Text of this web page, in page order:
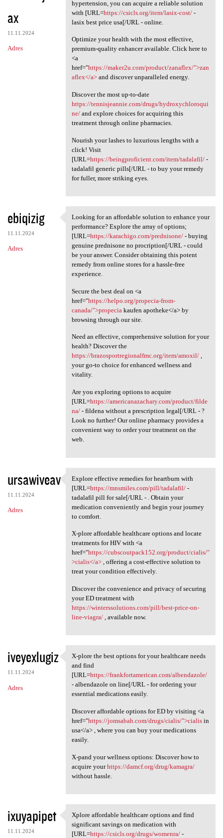
ax
11.11.2024
Adres
hypertension, you can acquire a reliable solution
with [URL=https://csicls.org/item/lasix-cost/-
lasix best price usa[/URL - online.
Optimize your health with the most effective,
premium-quality enhancer available. Click here to
<a
href="https://maker2u.com/product/zanaflex/">zan
aflex</a>and discover unparalleled energy.
Discover the most up-to-date
https://tennisjeannie.com/drugs/hydroxychloroqui
ne/and explore choices for acquiring this
treatment through online pharmacies.
Nourish your lashes to luxurious lengths with a
click! Visit
[URL=https://beingproficient.com/item/tadalafil/-
tadalafil generic pills[/URL - to buy your remedy
for fuller, more striking eyes.
ebiqizig
11.11.2024
Adres
Looking for an affordable
Looking for an affordable solution to enhance your
performance? Explore the array of options;
[URL=https://karachigo.com/prednisone/- buying
genuine prednisone no procription[/URL - could
be your answer. Consider obtaining this potent
remedy from online stores for a hassle-free
experience.
Secure the best deal on <a
href="https://helpo.org/propecia-from-
canada/">propecia kaufen apotheke</a> by
browsing through our site.
Need an effective, comprehensive solution for your
health? Discover the
https://brazosportregionalfmc.org/item/amoxil/,
your go-to choice for enhanced wellness and
vitality.
Are you exploring options to acquire
[URL=https://americanazachary.com/product/filde
na/- fildena without a prescription legal[/URL - ?
Look no further! Our online pharmacy provides a
convenient way to order your treatment on the
web.
ursawiveav
11.11.2024
Adres
Explore effective remedies
Explore effective remedies for heartburn with
[URL=https://mnsmiles.com/pill/tadalafil/-
tadalafil pill for sale[/URL - . Obtain your
medication conveniently and begin your journey
to comfort.
X-plore affordable healthcare options and locate
treatments for HIV with <a
href="https://cubscoutpack152.org/product/cialis/"
>cialis</a>, offering a cost-effective solution to
treat your condition effectively.
Discover the convenience and privacy of securing
your ED treatment with
https://winterssolutions.com/pill/best-price-on-
line-viagra/, available now.
iveyexlugiz
11.11.2024
Adres
X-plore the best options for
X-plore the best options for your healthcare needs
and find
[URL=https://frankfortamerican.com/albendazole/
- albendazole on line[/URL - for ordering your
essential medications easily.
Discover affordable options for ED by visiting <a
href="https://jomsabah.com/drugs/cialis/">cialisin
usa</a> , where you can buy your medications
easily.
X-pand your wellness options: Discover how to
acquire yourhttps://damcf.org/drug/kamagra/
without hassle.
ixuyapipet
11.11.2024
Xplore affordable healthcare
Xplore affordable healthcare options and find
significant savings on medication with
[URL=https://csicls.org/drugs/womenra/-